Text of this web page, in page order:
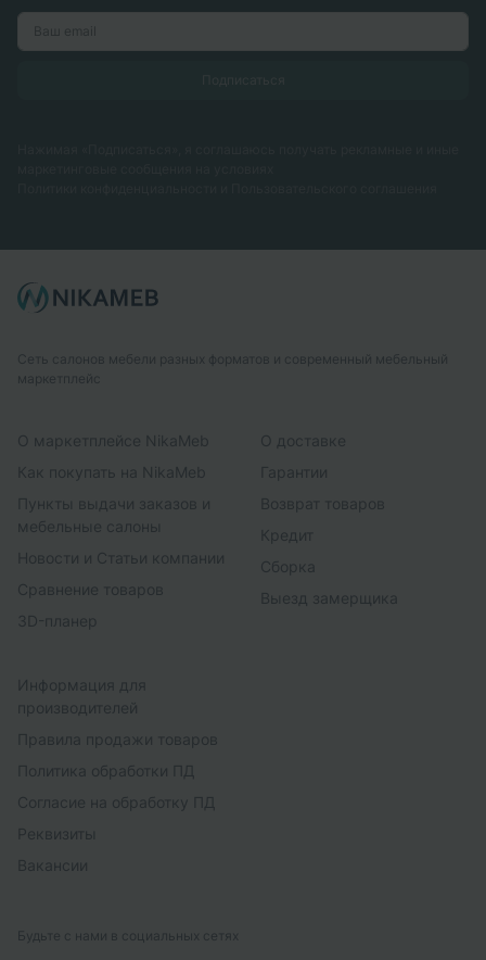
Сеть салонов мебели разных форматов и современный мебельный
маркетплейс
О маркетплейсе NikaMeb
Как покупать на NikaMeb
Пункты выдачи заказов и
мебельные салоны
Новости и Статьи компании
Сравнение товаров
3D-планер
О доставке
Гарантии
Возврат товаров
Кредит
Сборка
Выезд замерщика
Информация для
производителей
Правила продажи товаров
Политика обработки ПД
Согласие на обработку ПД
Реквизиты
Вакансии
Будьте с нами в социальных сетях